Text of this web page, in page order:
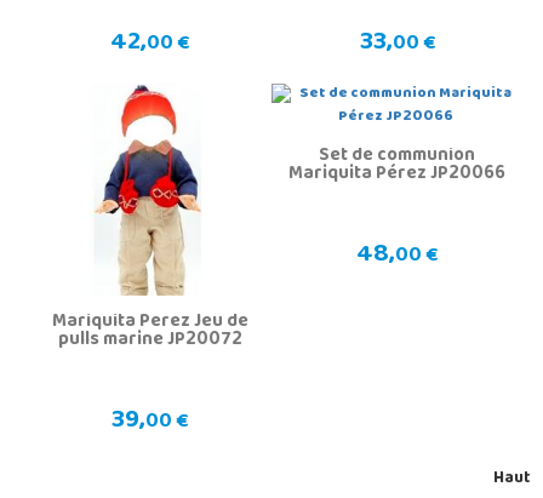
42,00 € 33,00 €
Mariquita Perez Jeu de
pulls marine JP20072
39,00 €
Set de communion
Mariquita Pérez JP20066
48,00 €
Haut